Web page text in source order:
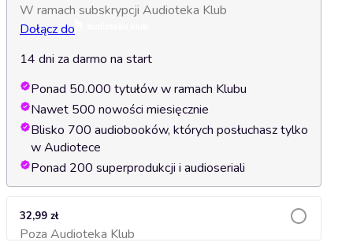
W ramach subskrypcji Audioteka Klub
Dołącz do
14 dni za darmo na start
Ponad 50.000 tytułów w ramach Klubu
Nawet 500 nowości miesięcznie
Blisko 700 audiobooków, których posłuchasz tylko
w Audiotece
Ponad 200 superprodukcji i audioseriali
32,99 zł
Poza Audioteka KlubDodaj do koszyka